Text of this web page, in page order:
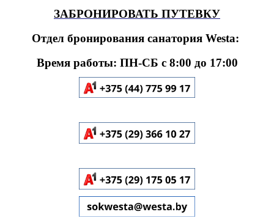
ЗАБРОНИРОВАТЬ ПУТЕВКУ
Отдел бронирования санатория Westa:
Время работы: ПН-СБ с 8:00 до 17:00